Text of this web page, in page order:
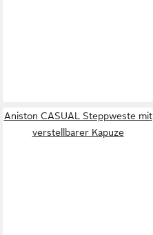
Aniston CASUAL Steppweste mit
verstellbarer Kapuze